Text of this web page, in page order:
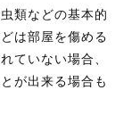
類などの基本的
は部屋を傷める
ていない場合、
が出来る場合も